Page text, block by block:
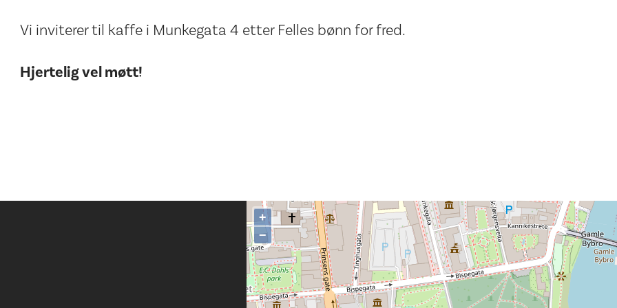
Vi inviterer til kaffe i Munkegata 4 etter Felles bønn for fred.
Hjertelig vel møtt!
+
−